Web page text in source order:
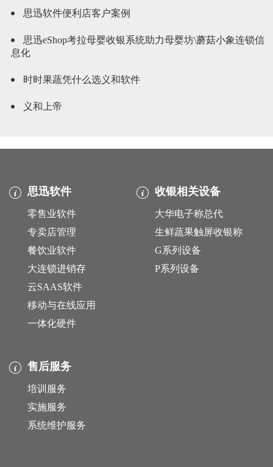
思迅软件便利店客户案例
思迅eShop考拉母婴收银系统助力母婴坊\蘑菇小象连锁信
息化
时时果蔬凭什么选义和软件
义和上帝
思迅软件
零售业软件
专卖店管理
餐饮业软件
大连锁进销存
云SAAS软件
移动与在线应用
一体化硬件
收银相关设备
大华电子称总代
生鲜蔬果触屏收银称
G系列设备
P系列设备
售后服务
培训服务
实施服务
系统维护服务